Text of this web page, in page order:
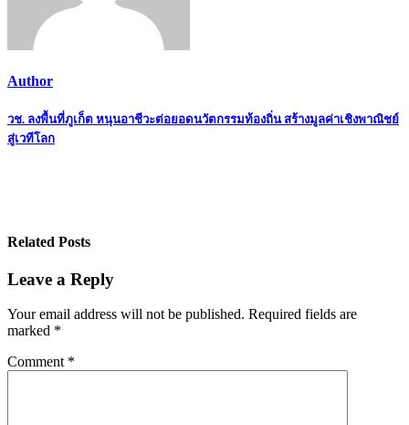
Author
Post
navigation
วช. ลงพื้นที่ภูเก็ต หนุนอาชีวะต่อยอดนวัตกรรมท้องถิ่น สร้างมูลค่าเชิงพาณิชย์
สู่เวทีโลก
Related Posts
Leave a Reply
Your email address will not be published. Required fields are
marked *
Comment *